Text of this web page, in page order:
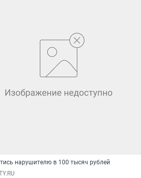
нарушителю в 100 тысяч рублей